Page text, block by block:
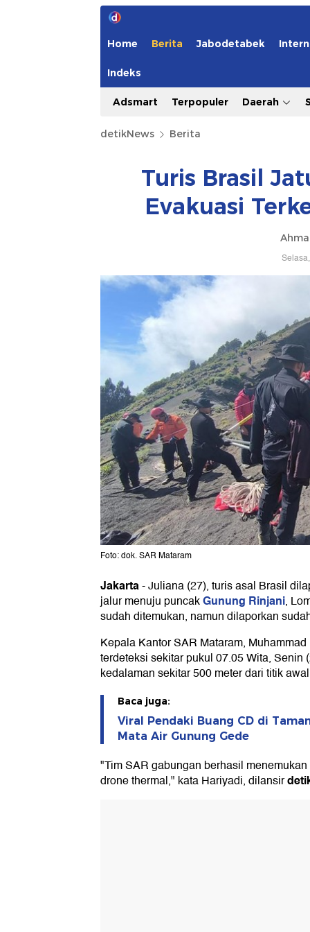
Home Berita Jabodetabek
Indeks
Adsmart Terpopuler Daerah
detikNews Berita
Turis Brasil
Evakuasi
Foto: dok. SAR Mataram
Jakarta-Juliana (27), turis asal Brasil
jalur menuju puncakGunung Rinjani,
sudah ditemukan, namun dilaporkan
Kepala Kantor SAR Mataram,
terdeteksi sekitar pukul 07.05 Wita, Senin
kedalaman sekitar 500 meter dari titik
Baca juga:
Viral Pendaki Buang CD di
Mata Air Gunung Gede
"Tim SAR gabungan berhasil
drone thermal," kata Hariyadi, dilansir